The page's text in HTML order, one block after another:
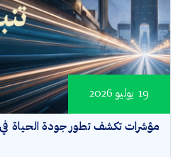
مؤشرات تكشف تطور جودة الحياة في
19 يوليو 2026